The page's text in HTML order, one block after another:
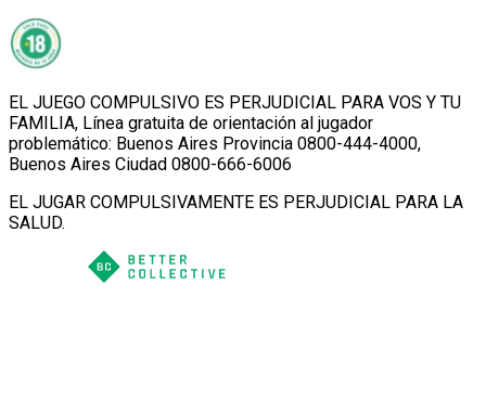
EL JUEGO COMPULSIVO ES PERJUDICIAL PARA VOS Y TU
FAMILIA, Línea gratuita de orientación al jugador
problemático: Buenos Aires Provincia 0800-444-4000,
Buenos Aires Ciudad 0800-666-6006
EL JUGAR COMPULSIVAMENTE ES PERJUDICIAL PARA LA
SALUD.